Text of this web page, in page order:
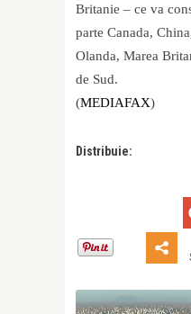
Britanie – ce va
parte Canada,
Olanda, Marea
de Sud.
(MEDIAFAX)
Distribuie: